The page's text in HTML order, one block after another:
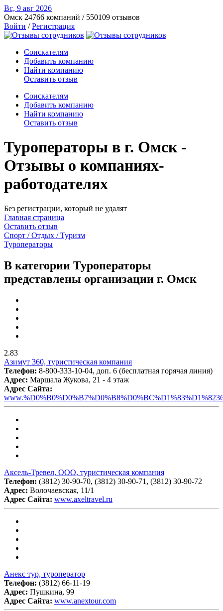
Вс, 9 авг 2026
Омск 24766 компаний / 550109 отзывов
Войти /Регистрация
Соискателям
Добавить компанию
Найти компанию
Оставить отзыв
Соискателям
Добавить компанию
Найти компанию
Оставить отзыв
Туроператоры в г. Омск -
Отзывы о компаниях-
работодателях
Без регистрации, который не удалят
Главная страница
Оставить отзыв
Спорт / Отдых / Туризм
Туроператоры
В категории Туроператоры
представлены организации г. Омск
2.83
Азимут 360, туристическая компания
Телефон: 8-800-333-10-04, доп. 6 (бесплатная горячая линия)
Адрес: Маршала Жукова, 21 - 4 этаж
Адрес Сайта:
Аксель-Тревел, ООО, туристическая компания
Телефон: (3812) 30-90-70, (3812) 30-90-71, (3812) 30-90-72
Адрес: Волочаевская, 11/1
Адрес Сайта: www.axeltravel.ru
Анекс тур, туроператор
Телефон: (3812) 66-11-19
Адрес: Пушкина, 99
Адрес Сайта: www.anextour.com